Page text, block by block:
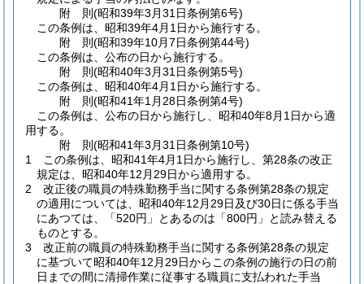
附 則(昭和39年3月31日条例第6号)
この条例は、昭和39年4月1日から施行する。
附 則(昭和39年10月7日条例第44号)
この条例は、公布の日から施行する。
附 則(昭和40年3月31日条例第5号)
この条例は、昭和40年4月1日から施行する。
附 則(昭和41年1月28日条例第4号)
この条例は、公布の日から施行し、昭和40年8月1日から適
用する。
附 則(昭和41年3月31日条例第10号)
1
この条例は、昭和41年4月1日から施行し、第28条の改正
規定は、昭和40年12月29日から適用する。
2
改正後の職員の特殊勤務手当に関する条例第28条の規定
の適用については、昭和40年12月29日及び30日に係る手当
にあつては、「520円」とあるのは「800円」と読み替える
ものとする。
3
改正前の職員の特殊勤務手当に関する条例第28条の規定
に基づいて昭和40年12月29日からこの条例の施行の日の前
日までの間に清掃作業に従事する職員に支払われた手当